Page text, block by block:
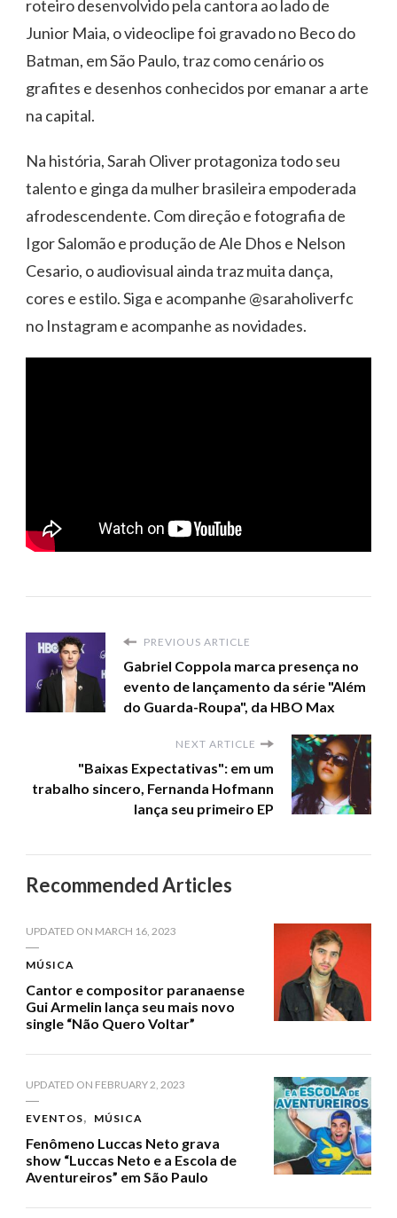
roteiro desenvolvido pela cantora ao lado de
Junior Maia, o videoclipe foi gravado no Beco do
Batman, em São Paulo, traz como cenário os
grafites e desenhos conhecidos por emanar a arte
na capital.
Na história, Sarah Oliver protagoniza todo seu
talento e ginga da mulher brasileira empoderada
afrodescendente. Com direção e fotografia de
Igor Salomão e produção de Ale Dhos e Nelson
Cesario, o audiovisual ainda traz muita dança,
cores e estilo. Siga e acompanhe @saraholiverfc
no Instagram e acompanhe as novidades.
PREVIOUS ARTICLE
Gabriel Coppola marca presença no
evento de lançamento da série "Além
do Guarda-Roupa", da HBO Max
NEXT ARTICLE
"Baixas Expectativas": em um
trabalho sincero, Fernanda Hofmann
lança seu primeiro EP
Recommended Articles
UPDATED ON MARCH 16, 2023
MÚSICA
Cantor e compositor paranaense
Gui Armelin lança seu mais novo
single “Não Quero Voltar”
UPDATED ON FEBRUARY 2, 2023
EVENTOS MÚSICA
Fenômeno Luccas Neto grava
show “Luccas Neto e a Escola de
Aventureiros” em São Paulo